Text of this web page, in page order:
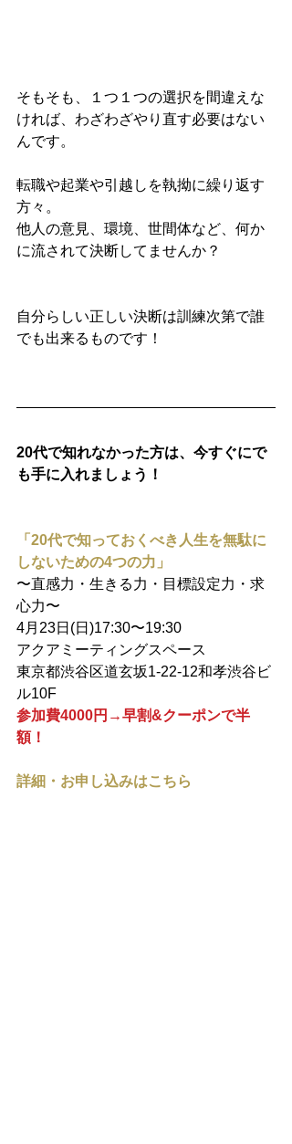
そもそも、１つ１つの選択を間違えな
ければ、わざわざやり直す必要はない
んです。
転職や起業や引越しを執拗に繰り返す
方々。
他人の意見、環境、世間体など、何か
に流されて決断してませんか？
自分らしい正しい決断は訓練次第で誰
でも出来るものです！
20代で知れなかった方は、今すぐにで
も手に入れましょう！
「20代で知っておくべき人生を無駄に
しないための4つの力」
〜直感力・生きる力・目標設定力・求
心力〜
4月23日(日)17:30〜19:30
アクアミーティングスペース
東京都渋谷区道玄坂1-22-12和孝渋谷ビ
ル10F
参加費4000円→早割&クーポンで半
額！
詳細・お申し込みはこちら